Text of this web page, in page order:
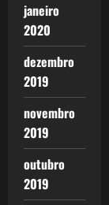
janeiro
2020
dezembro
2019
novembro
2019
outubro
2019